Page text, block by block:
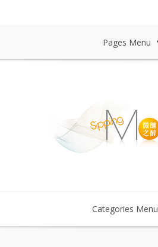
Pages Menu
Categories Menu